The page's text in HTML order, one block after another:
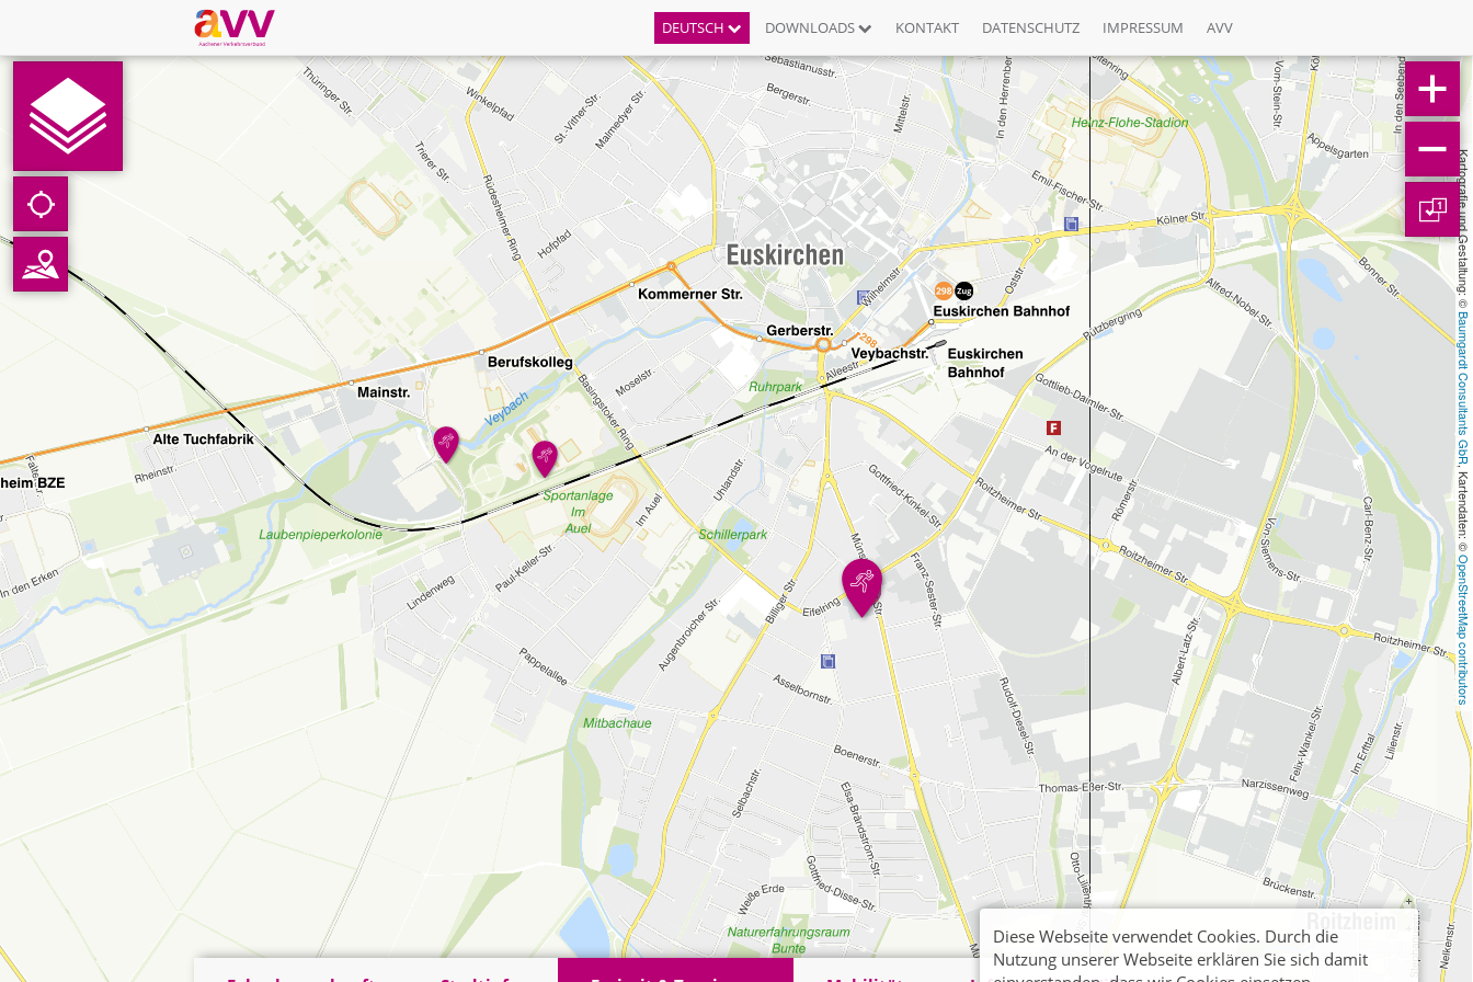
DEUTSCH DOWNLOADS KONTAKT DATENSCHUTZ IMPRESSUM AVV
Kartografie und Gestaltung: ©
Baumgardt Consultants GbR
, Kartendaten: ©
OpenStreetMap contributors
1
Diese Webseite verwendet Cookies. Durch die
Nutzung unserer Webseite erklären Sie sich damit